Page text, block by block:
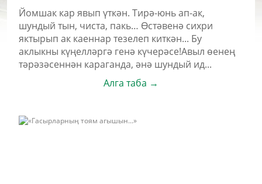
Йомшак кар явып үткән. Тирә-юнь ап-ак,
шундый тын, чиста, пакь… Өстәвенә сихри
яктырып ак каеннар тезелеп киткән... Бу
аклыкны күңелләргә генә күчерәсе!Авыл өенең
тәрәзәсеннән караганда, әнә шундый ид...
Алга таба →